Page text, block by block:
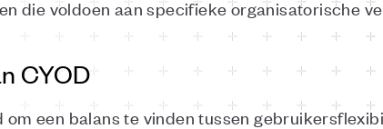
die voldoen aan specifieke organisatorische
CYOD
een balans te vinden tussen